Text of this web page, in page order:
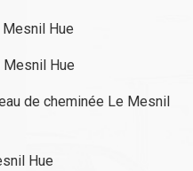
Mesnil Hue
Mesnil Hue
de cheminée Le Mesnil
Hue